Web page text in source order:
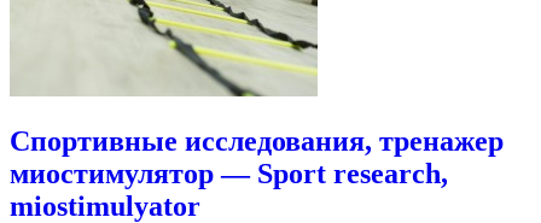
Спортивные исследования, тренажер
миостимулятор — Sport research,
miostimulyator